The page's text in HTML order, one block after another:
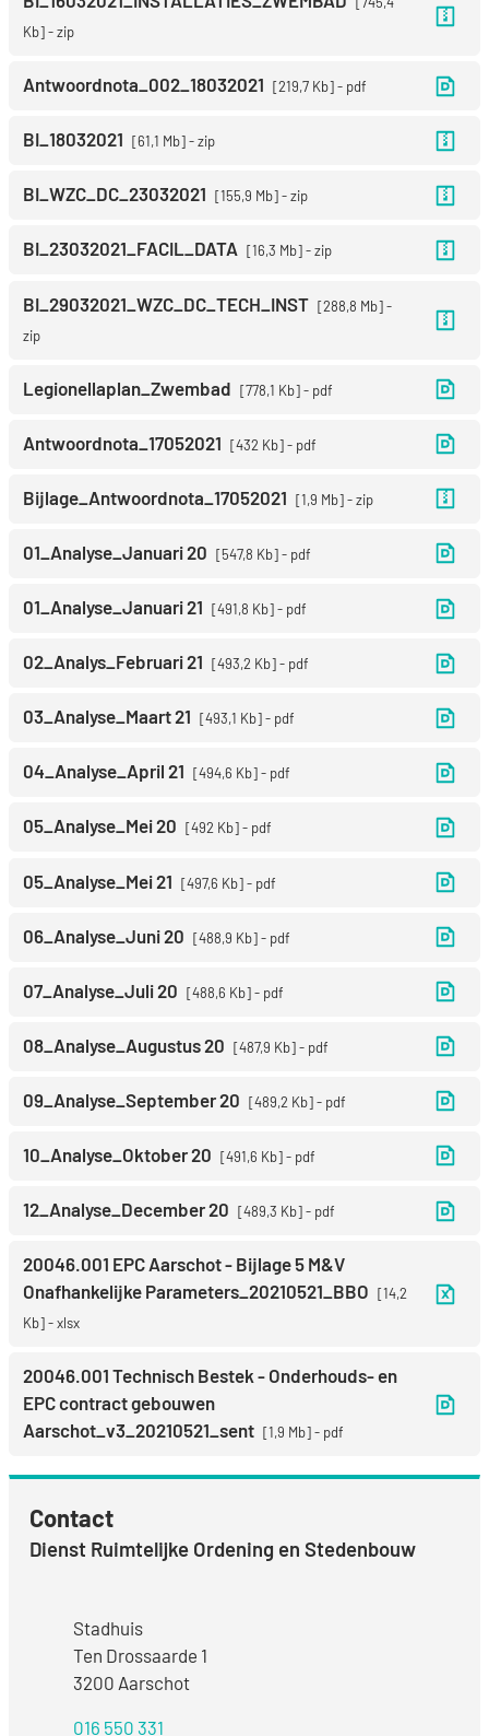
Kb
zip
Antwoordnota_002_18032021 219,7 Kb pdf
BI_18032021 61,1 Mb zip
BI_WZC_DC_23032021 155,9 Mb zip
BI_23032021_FACIL_DATA 16,3 Mb zip
BI_29032021_WZC_DC_TECH_INST
288,8 Mb
zip
Legionellaplan_Zwembad 778,1 Kb pdf
Antwoordnota_17052021 432 Kb pdf
Bijlage_Antwoordnota_17052021 1,9 Mb zip
01_Analyse_Januari 20 547,8 Kb pdf
01_Analyse_Januari 21 491,8 Kb pdf
02_Analys_Februari 21 493,2 Kb pdf
03_Analyse_Maart 21 493,1 Kb pdf
04_Analyse_April 21 494,6 Kb pdf
05_Analyse_Mei 20 492 Kb pdf
05_Analyse_Mei 21 497,6 Kb pdf
06_Analyse_Juni 20 488,9 Kb pdf
07_Analyse_Juli 20 488,6 Kb pdf
08_Analyse_Augustus 20 487,9 Kb pdf
09_Analyse_September 20 489,2 Kb pdf
10_Analyse_Oktober 20 491,6 Kb pdf
12_Analyse_December 20 489,3 Kb pdf
20046.001 EPC Aarschot - Bijlage 5 M&V
Onafhankelijke Parameters_20210521_BBO
14,2
Kb
xlsx
20046.001 Technisch Bestek - Onderhouds- en
EPC contract gebouwen
Aarschot_v3_20210521_sent
1,9 Mb pdf
Contact
Dienst Ruimtelijke Ordening en Stedenbouw
AdresStadhuis
Ten Drossaarde 1
,3200 Aarschot
016 550 331